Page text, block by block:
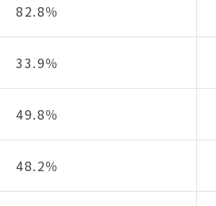
82.8％
33.9％
49.8％
48.2％